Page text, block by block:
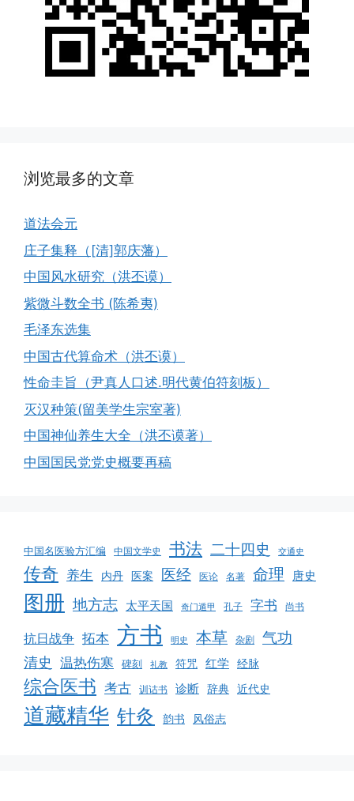
浏览最多的文章
道法会元
庄子集释（[清]郭庆藩）
中国风水研究（洪丕谟）
紫微斗数全书 (陈希夷)
毛泽东选集
中国古代算命术（洪丕谟）
性命圭旨（尹真人口述.明代黄伯符刻板）
灭汉种策(留美学生宗室著)
中国神仙养生大全（洪丕谟著）
中国国民党党史概要再稿
中国名医验方汇编 中国文学史 书法 二十四史 交通史
传奇 养生 内丹 医案 医经 医论 名著 命理 唐史
图册 地方志 太平天国 奇门遁甲 孔子 字书 尚书
抗日战争 拓本 方书 明史 本草 杂剧 气功
清史 温热伤寒 碑刻 礼教 符咒 红学 经脉
综合医书 考古 训诂书 诊断 辞典 近代史
道藏精华 针灸 韵书 风俗志